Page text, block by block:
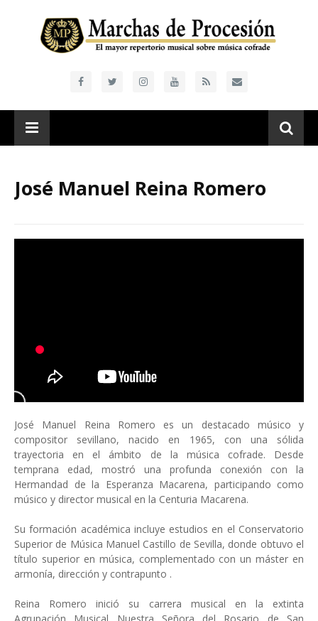
José Manuel Reina Romero
José Manuel Reina Romero es un destacado músico y
compositor sevillano, nacido en 1965, con una sólida
trayectoria en el ámbito de la música cofrade. Desde
temprana edad, mostró una profunda conexión con la
Hermandad de la Esperanza Macarena, participando como
músico y director musical en la Centuria Macarena.
Su formación académica incluye estudios en el Conservatorio
Superior de Música Manuel Castillo de Sevilla, donde obtuvo el
título superior en música, complementado con un máster en
armonía, dirección y contrapunto .
Reina Romero inició su carrera musical en la extinta
Agrupación Musical Nuestra Señora del Rosario de San